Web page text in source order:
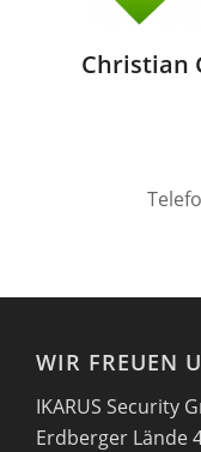
Christian
WIR FREUEN
IKARUS Security
Erdberger Lände